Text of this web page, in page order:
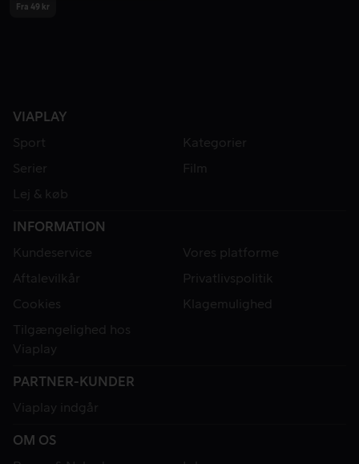
Fra 49 kr
VIAPLAY
Sport
Kategorier
Serier
Film
Lej & køb
INFORMATION
Kundeservice
Vores platforme
Aftalevilkår
Privatlivspolitik
Cookies
Klagemulighed
Tilgængelighed hos
Viaplay
PARTNER-KUNDER
Viaplay indgår
OM OS